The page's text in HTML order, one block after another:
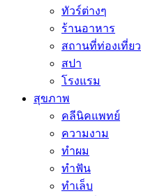
ทัวร์ต่างๆ
ร้านอาหาร
สถานที่ท่องเที่ยว
สปา
โรงแรม
สุขภาพ
คลีนิคแพทย์
ความงาม
ทำผม
ทำฟัน
ทำเล็บ